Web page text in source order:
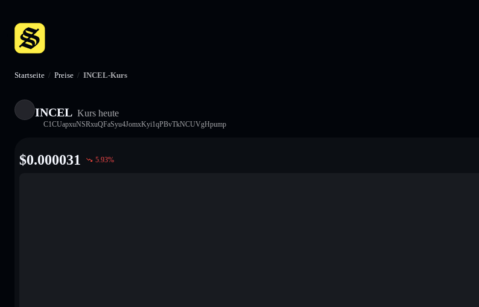
Startseite / Preise / INCEL-Kurs
INCEL Kurs heute
C1CUapxuNSRxuQFaSyu4JomxKyi1qPBvTkNCUVgHpump
$0.000031 5.93%